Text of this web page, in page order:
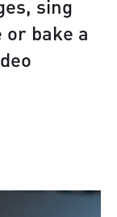
sing
bake a